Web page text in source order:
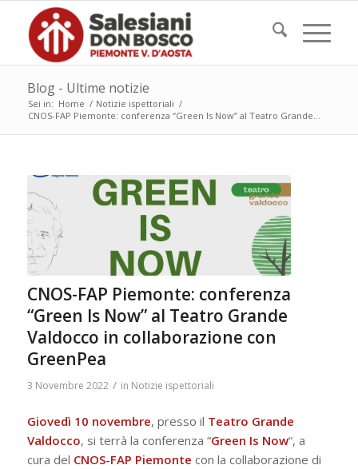
Blog - Ultime notizie
Sei in: Home / Notizie ispettoriali /
CNOS-FAP Piemonte: conferenza “Green Is Now” al Teatro Grande...
CNOS-FAP Piemonte: conferenza
“Green Is Now” al Teatro Grande
Valdocco in collaborazione con
GreenPea
3 Novembre 2022 / in Notizie ispettoriali
Giovedì 10 novembre, presso il Teatro Grande
Valdocco, si terrà la conferenza “Green Is Now“, a
cura del CNOS-FAP Piemonte con la collaborazione di